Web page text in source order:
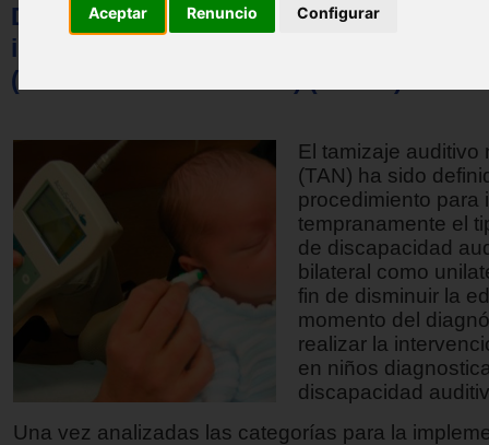
Aceptar Renuncio Configurar
Descripción de los requisitos para la
implementación del tamizaje auditivo
(revisión de la literatura) (Parte I)
El tamizaje auditivo
(TAN) ha sido
procedimiento para
tempranamente el
de discapacidad
bilateral como
fin de disminuir la
momento del
realizar la
en niños
discapacidad
Una vez analizadas las categorías para la